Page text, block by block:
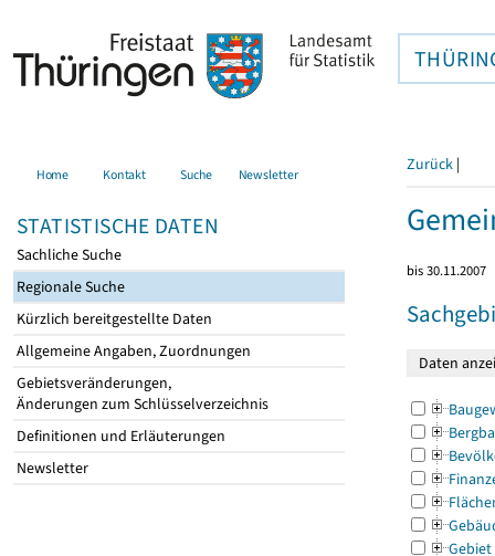
Home Kontakt Suche Newsletter
STATISTISCHE DATEN
Sachliche Suche
Regionale Suche
Kürzlich bereitgestellte Daten
Allgemeine Angaben, Zuordnungen
Gebietsveränderungen,
Änderungen zum Schlüsselverzeichnis
Definitionen und Erläuterungen
Newsletter
Zurück |
bis 30.11.2007
Gebiet